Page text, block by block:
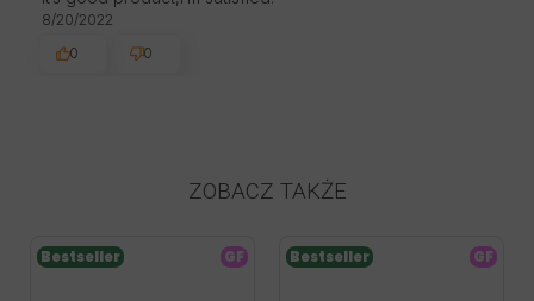
8/20/2022
0
0
ZOBACZ TAKŻE
Bestseller GF Bestseller GF